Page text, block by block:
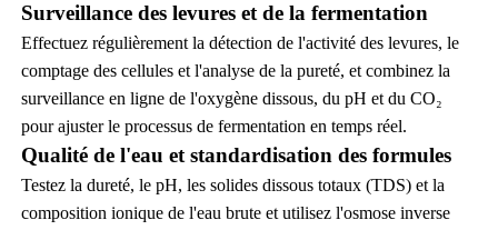
Surveillance des levures et de la fermentation
Effectuez régulièrement la détection de l'activité des levures, le
comptage des cellules et l'analyse de la pureté, et combinez la
surveillance en ligne de l'oxygène dissous, du pH et du CO₂
pour ajuster le processus de fermentation en temps réel.
Qualité de l'eau et standardisation des formules
Testez la dureté, le pH, les solides dissous totaux (TDS) et la
composition ionique de l'eau brute et utilisez l'osmose inverse